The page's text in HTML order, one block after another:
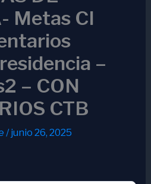
Metas CI
–
– CON
CTB
/junio 26, 2025